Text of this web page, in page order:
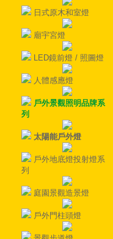
日式原木和室燈
廟宇宮燈
LED鏡前燈 / 照圖燈
人體感應燈
戶外景觀照明品牌系
列
太陽能戶外燈
戶外地底燈投射燈系
列
庭園景觀造景燈
戶外門柱頭燈